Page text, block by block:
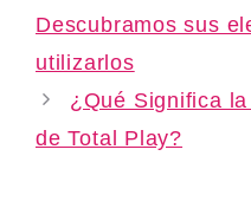
Descubramos sus
utilizarlos
¿Qué Significa
de Total Play?